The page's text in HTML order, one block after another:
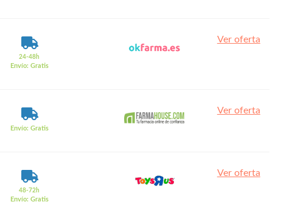
24-48h
Envío: Gratis
Ver oferta
Envío: Gratis
Ver oferta
48-72h
Envío: Gratis
Ver oferta